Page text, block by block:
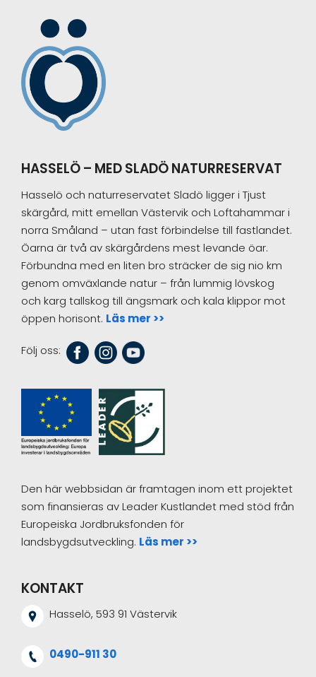
Footer
HASSELÖ – MED SLADÖ NATURRESERVAT
Hasselö och naturreservatet Sladö ligger i Tjust
skärgård, mitt emellan Västervik och Loftahammar i
norra Småland – utan fast förbindelse till fastlandet.
Öarna är två av skärgårdens mest levande öar.
Förbundna med en liten bro sträcker de sig nio km
genom omväxlande natur – från lummig lövskog
och karg tallskog till ängsmark och kala klippor mot
öppen horisont. Läs mer >>
Följ oss:
Den här webbsidan är framtagen inom ett projektet
som finansieras av Leader Kustlandet med stöd från
Europeiska Jordbruksfonden för
landsbygdsutveckling. Läs mer >>
KONTAKT
Hasselö, 593 91 Västervik
0490-911 30